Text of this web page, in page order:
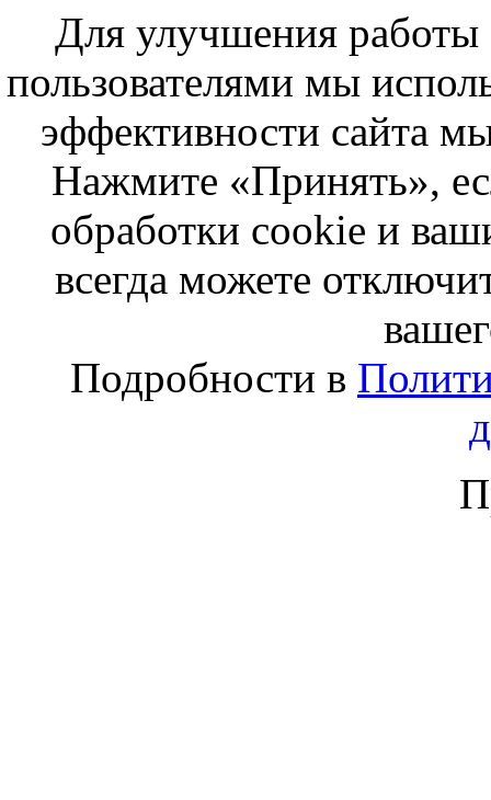
Для улучшения работы
пользователями мы
эффективности сайта
Нажмите «Принять»,
обработки cookie и
всегда можете
Подробности в